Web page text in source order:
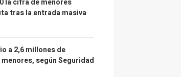
la cifra de menores
tras la entrada masiva
a 2,6 millones de
menores, según Seguridad